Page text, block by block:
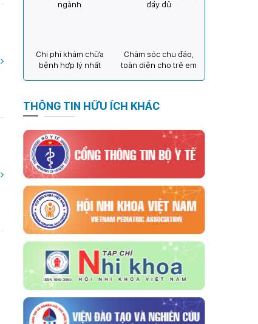
ngành
đầy đủ
Chi phí khám chữa
bệnh hợp lý nhất
Chăm sóc chu đáo,
toàn diện cho trẻ em
THÔNG TIN HỮU ÍCH KHÁC